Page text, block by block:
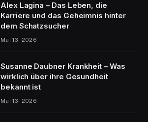
Alex Lagina – Das Leben, die
Karriere und das Geheimnis hinter
dem Schatzsucher
Mai 13, 2026
Susanne Daubner Krankheit – Was
wirklich über ihre Gesundheit
bekannt ist
Mai 13, 2026